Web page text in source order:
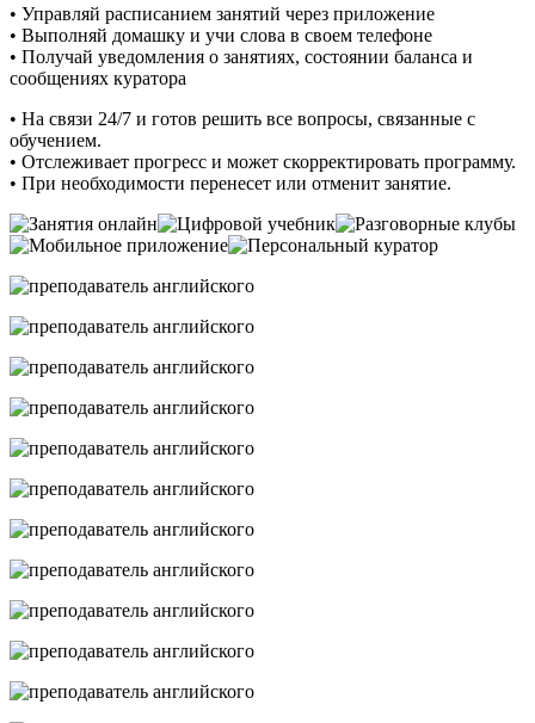
• Управляй расписанием занятий через приложение
• Выполняй домашку и учи слова в своем телефоне
• Получай уведомления о занятиях, состоянии баланса и
сообщениях куратора
• На связи 24/7 и готов решить все вопросы, связанные с
обучением.
• Отслеживает прогресс и может скорректировать программу.
• При необходимости перенесет или отменит занятие.